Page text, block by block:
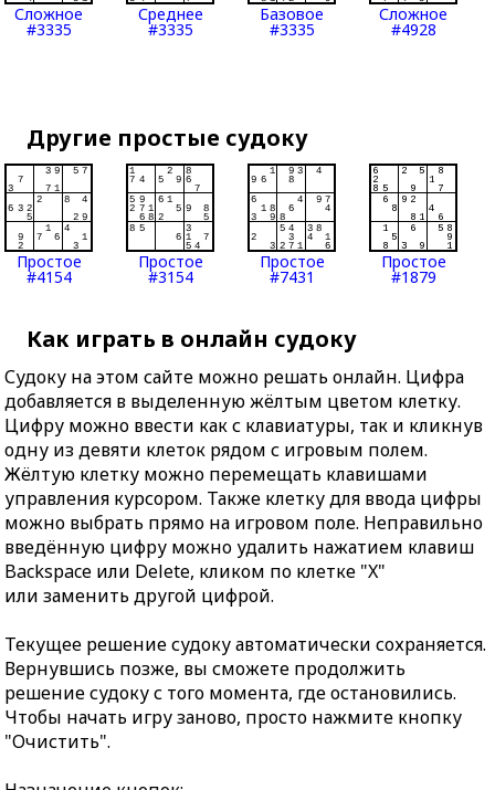
Сложное
#3335
Среднее
#3335
Базовое
#3335
Сложное
#4928
Другие простые судоку
Простое
#4154
Простое
#3154
Простое
#7431
Простое
#1879
Как играть в онлайн судоку
Судоку на этом сайте можно решать онлайн. Цифра
добавляется в выделенную жёлтым цветом клетку.
Цифру можно ввести как с клавиатуры, так и кликнув
одну из девяти клеток рядом с игровым полем.
Жёлтую клетку можно перемещать клавишами
управления курсором. Также клетку для ввода цифры
можно выбрать прямо на игровом поле. Неправильно
введённую цифру можно удалить нажатием клавиш
Backspace или Delete, кликом по клетке "X"
или заменить другой цифрой.
Текущее решение судоку автоматически сохраняется.
Вернувшись позже, вы сможете продолжить
решение судоку с того момента, где остановились.
Чтобы начать игру заново, просто нажмите кнопку
"Очистить".